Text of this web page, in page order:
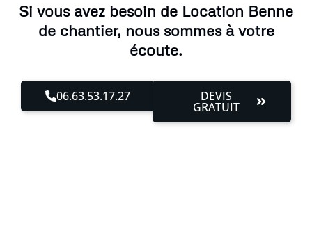
Si vous avez besoin de Location Benne
de chantier, nous sommes à votre
écoute.
06.63.53.17.27 DEVIS
GRATUIT